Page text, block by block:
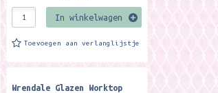
In winkelwagen
Toevoegen aan verlanglijstje
Wrendale Glazen Worktop